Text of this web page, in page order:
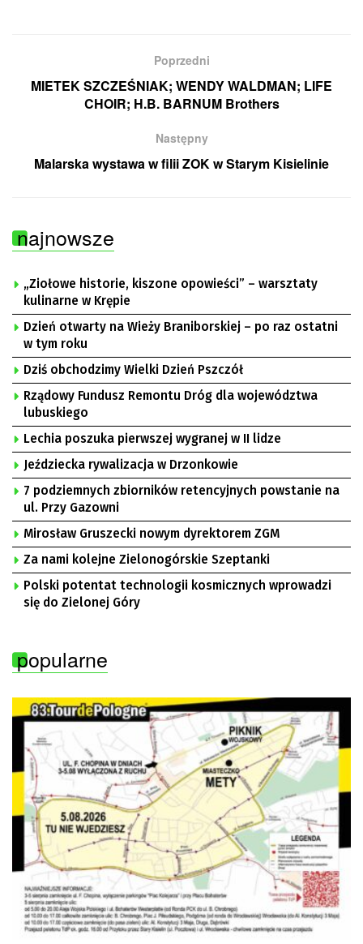
Poprzedni
MIETEK SZCZEŚNIAK; WENDY WALDMAN; LIFE
CHOIR; H.B. BARNUM Brothers
Następny
Malarska wystawa w filii ZOK w Starym Kisielinie
najnowsze
„Ziołowe historie, kiszone opowieści” – warsztaty
kulinarne w Krępie
Dzień otwarty na Wieży Braniborskiej – po raz ostatni
w tym roku
Dziś obchodzimy Wielki Dzień Pszczół
Rządowy Fundusz Remontu Dróg dla województwa
lubuskiego
Lechia poszuka pierwszej wygranej w II lidze
Jeździecka rywalizacja w Drzonkowie
7 podziemnych zbiorników retencyjnych powstanie na
ul. Przy Gazowni
Mirosław Gruszecki nowym dyrektorem ZGM
Za nami kolejne Zielonogórskie Szeptanki
Polski potentat technologii kosmicznych wprowadzi
się do Zielonej Góry
popularne